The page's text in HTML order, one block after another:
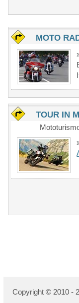
MOTO
TOUR IN
Copyright © 2010 -